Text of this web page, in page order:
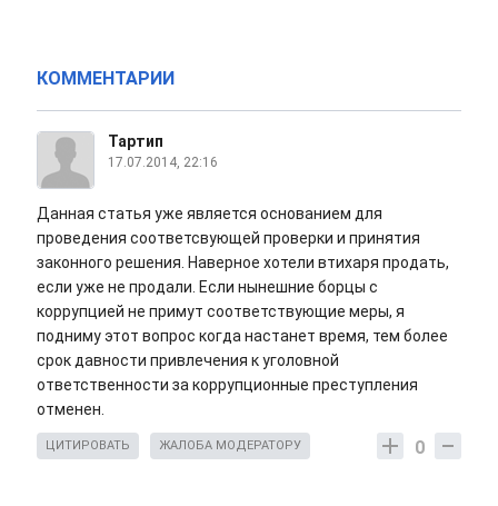
КОММЕНТАРИИ
Тартип
17.07.2014, 22:16
Данная статья уже является основанием для
проведения соответсвующей проверки и принятия
законного решения. Наверное хотели втихаря продать,
если уже не продали. Если нынешние борцы с
коррупцией не примут соответствующие меры, я
подниму этот вопрос когда настанет время, тем более
срок давности привлечения к уголовной
ответственности за коррупционные преступления
отменен.
0
ЦИТИРОВАТЬ ЖАЛОБА МОДЕРАТОРУ